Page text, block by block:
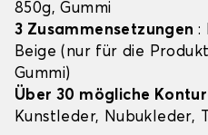
850g, Gummi
3 Zusammensetzungen :
Beige (nur für die
Gummi)
Über 30 mögliche
Kunstleder, Nubukleder,